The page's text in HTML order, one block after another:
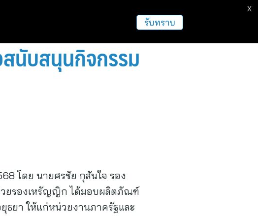
ฝากข่าวประชาสัมพันธ์
นับสนุนกิจกรรม
โดย นายศรชัย กุสันใจ รอง
ช่วยรองเหรัญญิก ได้มอบผลิตภัณฑ์
ธยา ให้แก่หน่วยงานภาครัฐและ
รับทราบ
X